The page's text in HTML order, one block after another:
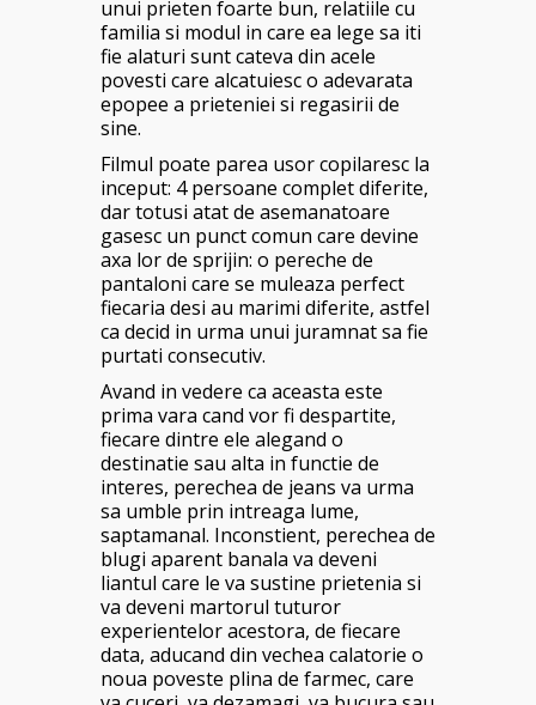
unui prieten foarte bun, relatiile cu
familia si modul in care ea lege sa iti
fie alaturi sunt cateva din acele
povesti care alcatuiesc o adevarata
epopee a prieteniei si regasirii de
sine.
Filmul poate parea usor copilaresc la
inceput: 4 persoane complet diferite,
dar totusi atat de asemanatoare
gasesc un punct comun care devine
axa lor de sprijin: o pereche de
pantaloni care se muleaza perfect
fiecaria desi au marimi diferite, astfel
ca decid in urma unui juramnat sa fie
purtati consecutiv.
Avand in vedere ca aceasta este
prima vara cand vor fi despartite,
fiecare dintre ele alegand o
destinatie sau alta in functie de
interes, perechea de jeans va urma
sa umble prin intreaga lume,
saptamanal. Inconstient, perechea de
blugi aparent banala va deveni
liantul care le va sustine prietenia si
va deveni martorul tuturor
experientelor acestora, de fiecare
data, aducand din vechea calatorie o
noua poveste plina de farmec, care